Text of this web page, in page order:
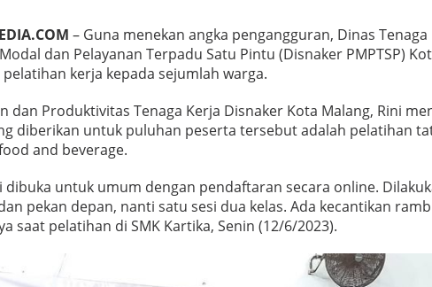
A
N
G
E
L
A
E
L
A
T
– Guna menekan angka pengangguran, Dinas Tenaga
dan Pelayanan Terpadu Satu Pintu (Disnaker PMPTSP)
kerja kepada sejumlah warga.
dan Produktivitas Tenaga Kerja Disnaker Kota Malang, Rini
diberikan untuk puluhan peserta tersebut adalah pelatihan
and beverage.
dibuka untuk umum dengan pendaftaran secara online.
pekan depan, nanti satu sesi dua kelas. Ada kecantikan
saat pelatihan di SMK Kartika, Senin (12/6/2023).